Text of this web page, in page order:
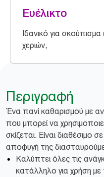
Ευέλικτο
Ιδανικό για
χεριών,
Περιγραφή
Ένα πανί καθαρισμού με
που μπορεί να
σκίζεται. Είναι διαθέσιμο
αποφυγή της
Καλύπτει όλες τις
κατάλληλο για χρήση